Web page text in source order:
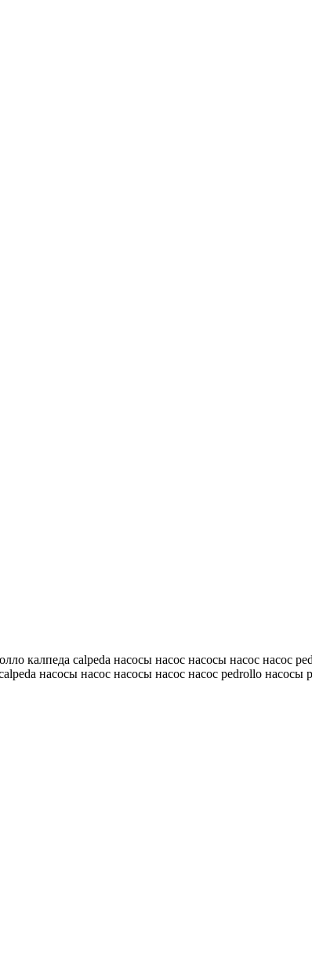
калпеда calpeda насосы насос насосы насос насос
насосы насос насосы насос насос pedrollo насосы